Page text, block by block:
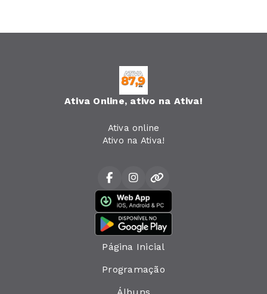
Ativa Online, ativo na Ativa!
Ativa online
Ativo na Ativa!
Página Inicial
Programação